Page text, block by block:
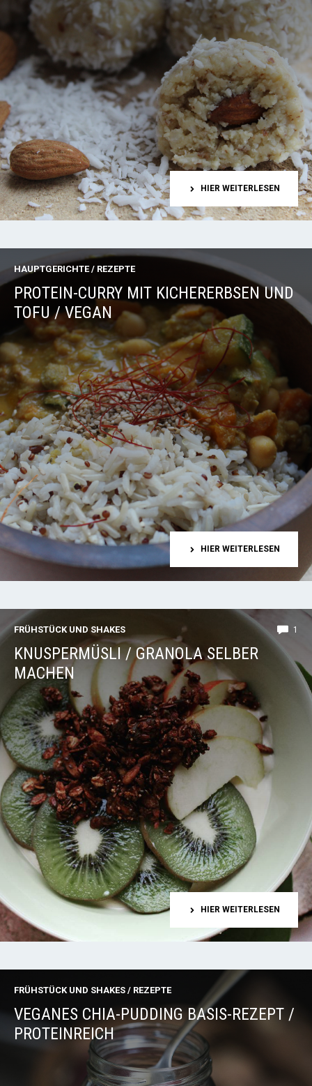
HIER WEITERLESEN
HAUPTGERICHTE/ REZEPTE
PROTEIN-CURRY MIT KICHERERBSEN UND
TOFU / VEGAN
HIER WEITERLESEN
FRÜHSTÜCK UND SHAKES 1
KNUSPERMÜSLI / GRANOLA SELBER
MACHEN
HIER WEITERLESEN
FRÜHSTÜCK UND SHAKES / REZEPTE
VEGANES CHIA-PUDDING BASIS-REZEPT /
PROTEINREICH